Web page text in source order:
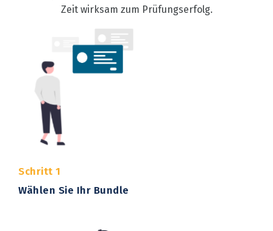
Zeit wirksam zum Prüfungserfolg.
Schritt 1
Wählen Sie Ihr Bundle